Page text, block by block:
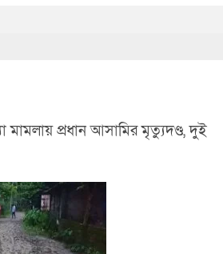
মামলায় প্রধান আসামির মৃত্যুদণ্ড, দুই